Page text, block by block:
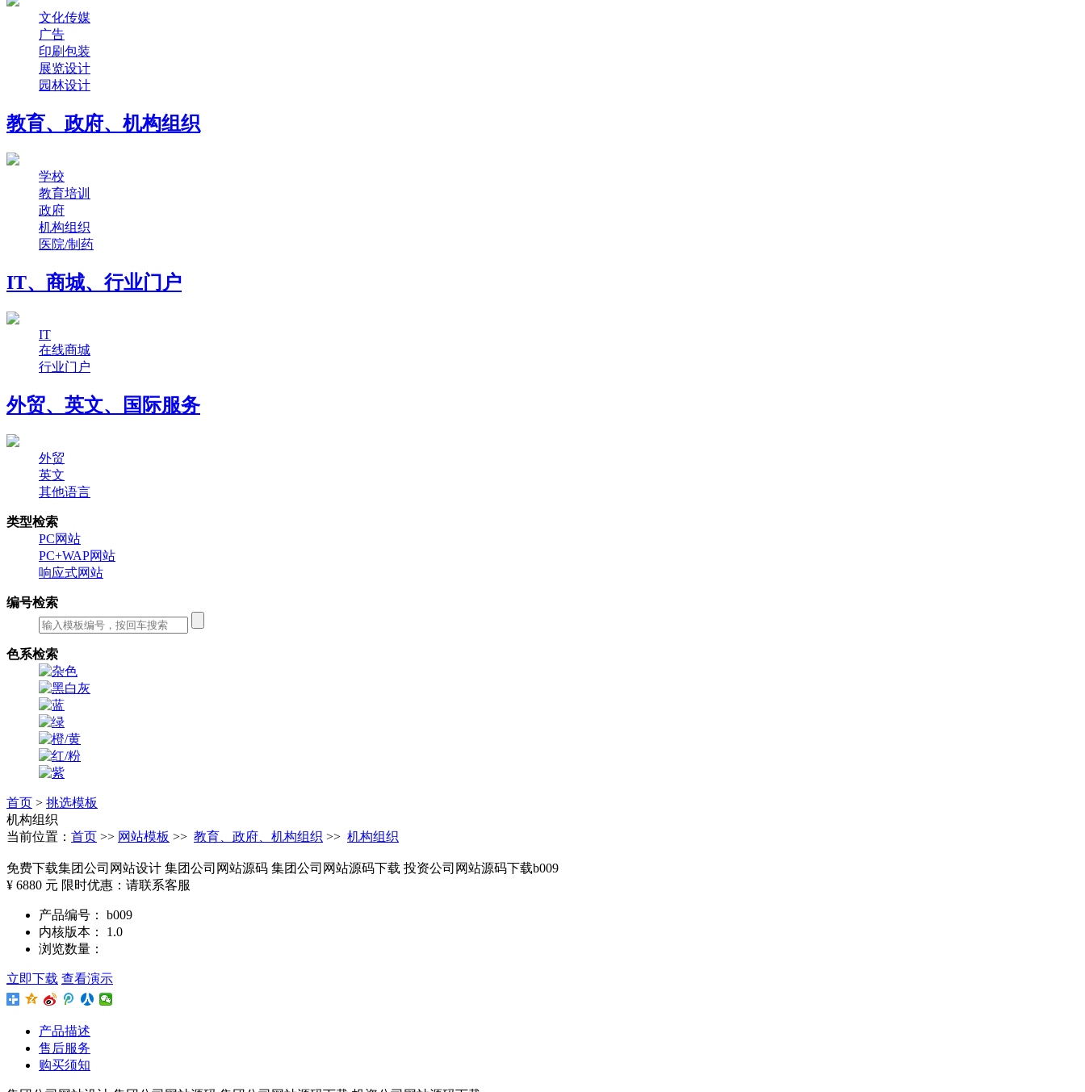
文化传媒
广告
印刷包装
展览设计
园林设计
教育、政府、机构组织
学校
教育培训
政府
机构组织
医院/制药
IT、商城、行业门户
IT
在线商城
行业门户
外贸、英文、国际服务
外贸
英文
其他语言
类型检索
PC网站
PC+WAP网站
响应式网站
编号检索
色系检索
首页 > 挑选模板
机构组织
当前位置： 首页 >> 网站模板 >> 教育、政府、机构组织 >> 机构组织
免费下载集团公司网站设计 集团公司网站源码 集团公司网站源码下载 投资公司网站源码下载b009
¥ 6880 元 限时优惠：请联系客服
产品编号： b009
内核版本： 1.0
浏览数量：
立即下载 查看演示
产品描述
售后服务
购买须知